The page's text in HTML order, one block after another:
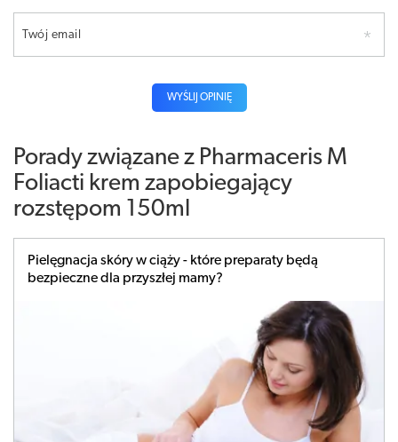
Twój email
WYŚLIJ OPINIĘ
Porady związane z Pharmaceris M
Foliacti krem zapobiegający
rozstępom 150ml
Pielęgnacja skóry w ciąży - które preparaty będą
bezpieczne dla przyszłej mamy?